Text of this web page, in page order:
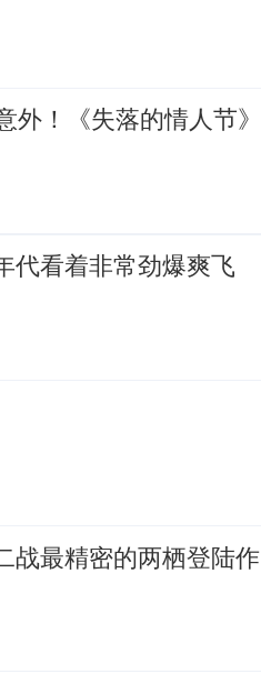
！《失落的情人节》
代看着非常劲爆爽飞
战最精密的两栖登陆作